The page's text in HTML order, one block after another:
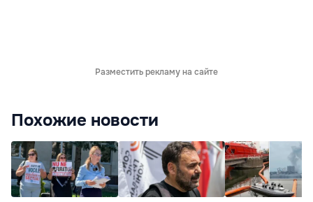
Разместить рекламу на сайте
Похожие новости